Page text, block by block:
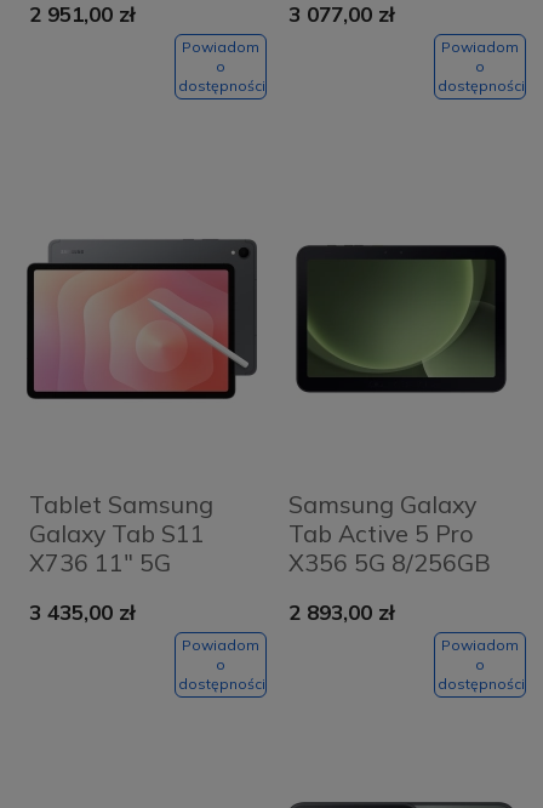
Grey
2 951,00 zł
Powiadom
o
dostępności
Grey
3 077,00 zł
Powiadom
o
dostępności
Tablet Samsung
Galaxy Tab S11
X736 11" 5G
Grey
3 435,00 zł
Powiadom
o
dostępności
Samsung Galaxy
Tab Active 5 Pro
X356 5G 8/256GB
Edition Zielony -
2 893,00 zł
Powiadom
o
dostępności